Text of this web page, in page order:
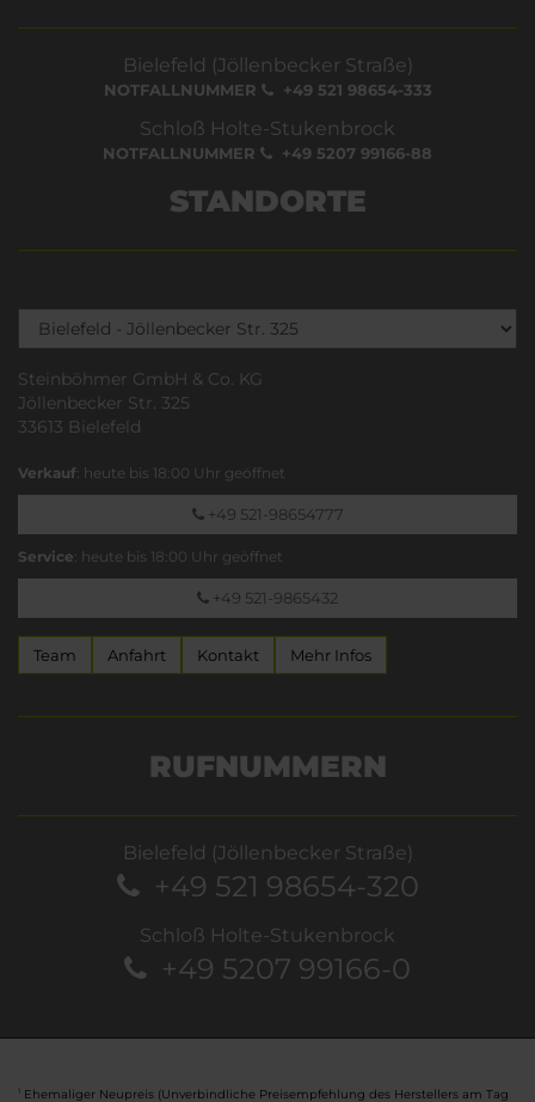
Bielefeld (Jöllenbecker Straße)
NOTFALLNUMMER +49 521 98654-333
Schloß Holte-Stukenbrock
NOTFALLNUMMER +49 5207 99166-88
STANDORTE
Steinböhmer GmbH & Co. KG
Jöllenbecker Str. 325
33613 Bielefeld
Verkauf: heute bis 18:00 Uhr geöffnet
+49 521-98654777
Service: heute bis 18:00 Uhr geöffnet
+49 521-9865432
Team Anfahrt Kontakt Mehr Infos
RUFNUMMERN
Bielefeld (Jöllenbecker Straße)
+49 521 98654-320
Schloß Holte-Stukenbrock
+49 5207 99166-0
Ehemaliger Neupreis (Unverbindliche Preisempfehlung des Herstellers am Tag